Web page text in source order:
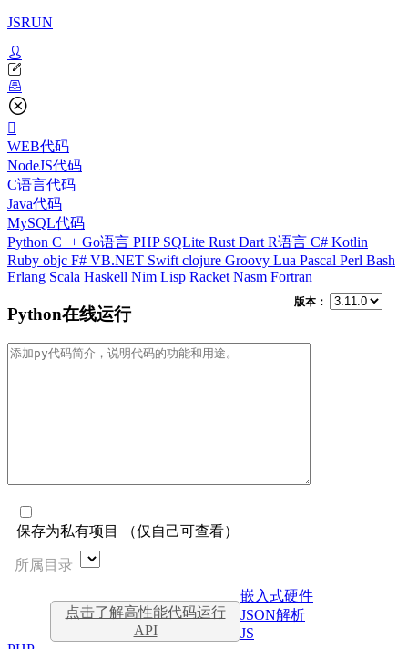
JSRUN
WEB代码
NodeJS代码
C语言代码
Java代码
MySQL代码
Python C++ Go语言 PHP SQLite Rust Dart R语言 C# Kotlin
Ruby objc F# VB.NET Swift clojure Groovy Lua Pascal Perl Bash
Erlang Scala Haskell Nim Lisp Racket Nasm Fortran
Python在线运行
版本：
保存为私有项目 （仅自己可查看）
所属目录
点击了解高性能代码运行
API
嵌入式硬件
JSON解析
JS